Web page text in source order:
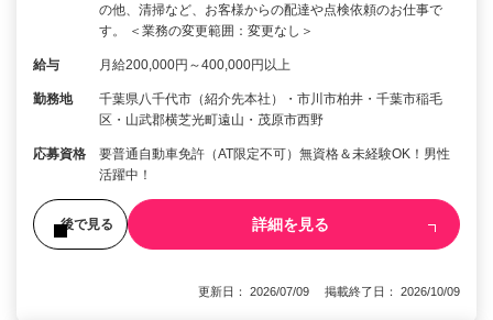
の他、清掃など、お客様からの配達や点検依頼のお仕事で
す。 ＜業務の変更範囲：変更なし＞
給与 月給200,000円～400,000円以上
勤務地
千葉県八千代市（紹介先本社）・市川市柏井・千葉市稲毛
区・山武郡横芝光町遠山・茂原市西野
応募資格
要普通自動車免許（AT限定不可）無資格＆未経験OK！男性
活躍中！
後で見る 詳細を見る
更新日： 2026/07/09 掲載終了日： 2026/10/09